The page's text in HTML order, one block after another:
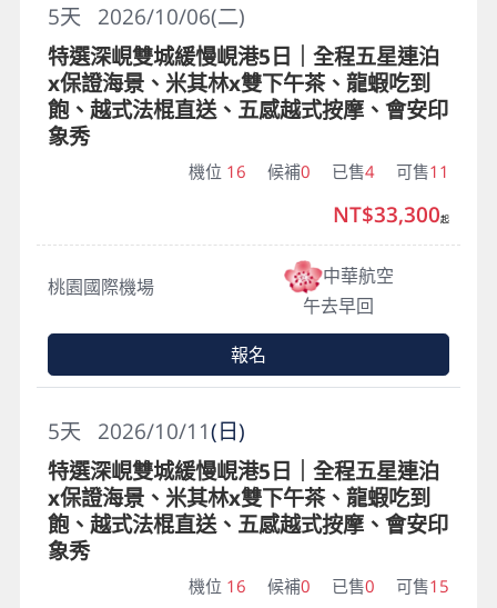
2026/10/06(二)
5天
特選深峴雙城緩慢峴港5日｜全程五星連泊
x保證海景、米其林x雙下午茶、龍蝦吃到
飽、越式法棍直送、五感越式按摩、會安印
象秀
機位 16 候補0 已售4 可售11
桃園國際機場
中華航空
午去早回
NT$33,300起
報名
2026/10/11(日)
5天
特選深峴雙城緩慢峴港5日｜全程五星連泊
x保證海景、米其林x雙下午茶、龍蝦吃到
飽、越式法棍直送、五感越式按摩、會安印
象秀
機位 16 候補0 已售0 可售15